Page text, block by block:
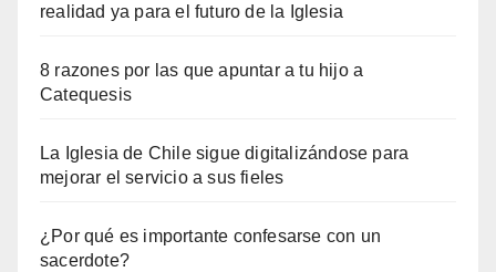
realidad ya para el futuro de la Iglesia
8 razones por las que apuntar a tu hijo a
Catequesis
La Iglesia de Chile sigue digitalizándose para
mejorar el servicio a sus fieles
¿Por qué es importante confesarse con un
sacerdote?